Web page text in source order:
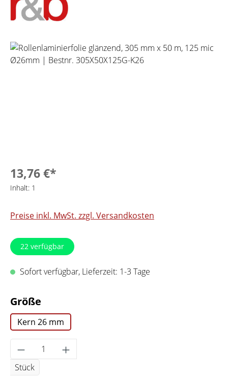
Bildergalerie überspringen
13,76 €*
Inhalt: 1
Preise inkl. MwSt. zzgl. Versandkosten
22 verfügbar
Sofort verfügbar, Lieferzeit: 1-3 Tage
Größe
Kern 26 mm
Produkt Anzahl: Gib den gewünschten
Stück